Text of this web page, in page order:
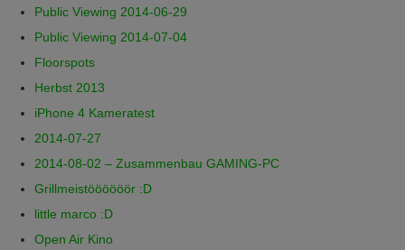
Public Viewing 2014-06-29
Public Viewing 2014-07-04
Floorspots
Herbst 2013
iPhone 4 Kameratest
2014-07-27
2014-08-02 – Zusammenbau GAMING-PC
Grillmeistöööööör :D
little marco :D
Open Air Kino